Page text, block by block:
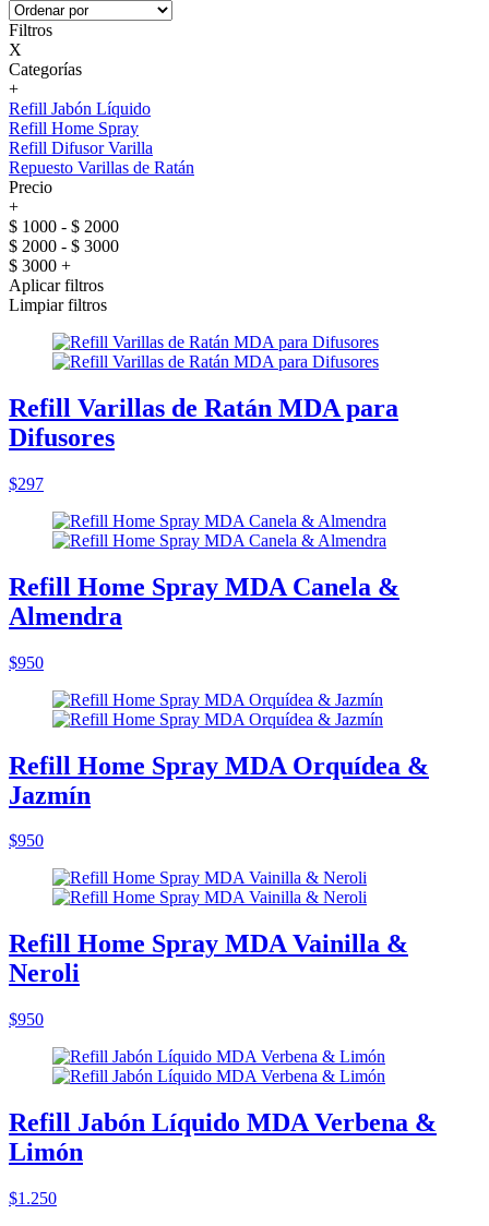
Filtros
X
Categorías
+
Refill Jabón Líquido
Refill Home Spray
Refill Difusor Varilla
Repuesto Varillas de Ratán
Precio
+
$ 1000 - $ 2000
$ 2000 - $ 3000
$ 3000 +
Aplicar filtros
Limpiar filtros
Refill Varillas de Ratán MDA para
Difusores
$297
Refill Home Spray MDA Canela &
Almendra
$950
Refill Home Spray MDA Orquídea &
Jazmín
$950
Refill Home Spray MDA Vainilla &
Neroli
$950
Refill Jabón Líquido MDA Verbena &
Limón
$1.250